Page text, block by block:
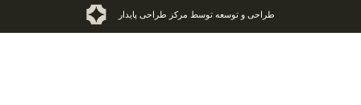
طراحی و توسعه توسط مرکز طراحی پایدار